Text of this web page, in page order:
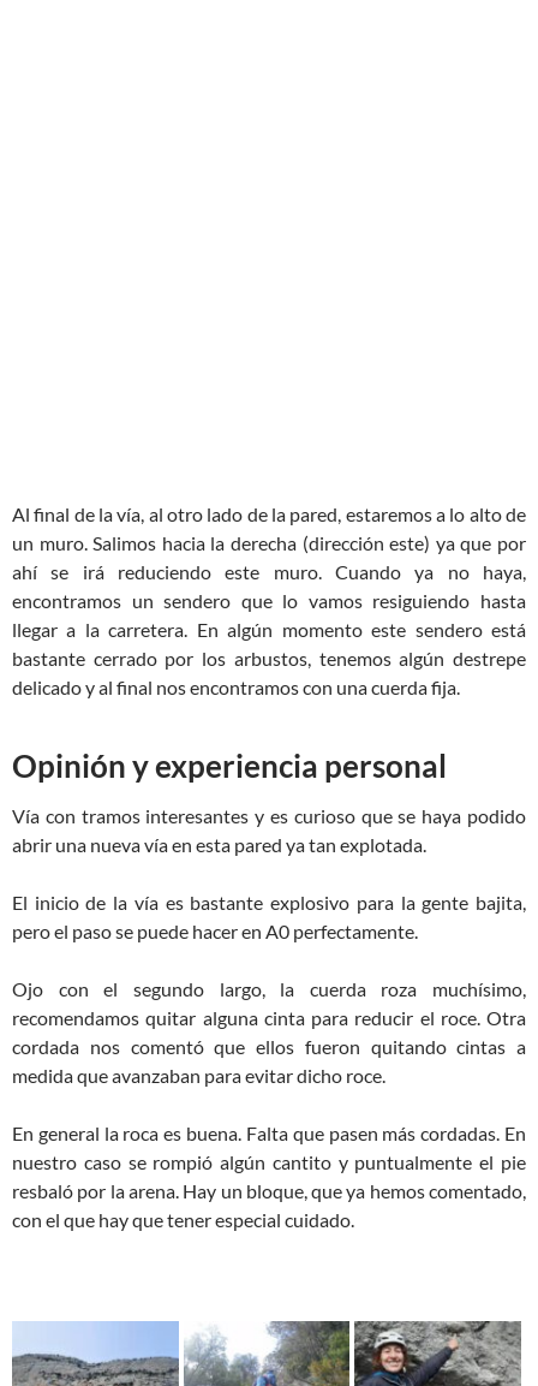
Al final de la vía, al otro lado de la pared, estaremos a lo alto de
un muro. Salimos hacia la derecha (dirección este) ya que por
ahí se irá reduciendo este muro. Cuando ya no haya,
encontramos un sendero que lo vamos resiguiendo hasta
llegar a la carretera. En algún momento este sendero está
bastante cerrado por los arbustos, tenemos algún destrepe
delicado y al final nos encontramos con una cuerda fija.
Opinión y experiencia personal
Vía con tramos interesantes y es curioso que se haya podido
abrir una nueva vía en esta pared ya tan explotada.
El inicio de la vía es bastante explosivo para la gente bajita,
pero el paso se puede hacer en A0 perfectamente.
Ojo con el segundo largo, la cuerda roza muchísimo,
recomendamos quitar alguna cinta para reducir el roce. Otra
cordada nos comentó que ellos fueron quitando cintas a
medida que avanzaban para evitar dicho roce.
En general la roca es buena. Falta que pasen más cordadas. En
nuestro caso se rompió algún cantito y puntualmente el pie
resbaló por la arena. Hay un bloque, que ya hemos comentado,
con el que hay que tener especial cuidado.